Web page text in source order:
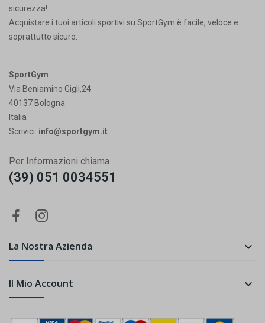
sicurezza!
Acquistare i tuoi articoli sportivi su SportGym è facile, veloce e
soprattutto sicuro.
SportGym
Via Beniamino Gigli,24
40137 Bologna
Italia
Scrivici: info@sportgym.it
Per Informazioni chiama
(39) 051 0034551
La Nostra Azienda 
Il Mio Account 